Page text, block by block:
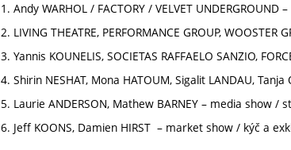
1. Andy WARHOL / FACTORY / VELVET UNDERGROUND –
2. LIVING THEATRE, PERFORMANCE GROUP,
3. Yannis KOUNELIS, SOCIETAS RAFFAELO SANZIO,
4. Shirin NESHAT, Mona HATOUM, Sigalit LANDAU, Tanja
5. Laurie ANDERSON, Mathew BARNEY – media show /
6. Jeff KOONS, Damien HIRST – market show / kýč a